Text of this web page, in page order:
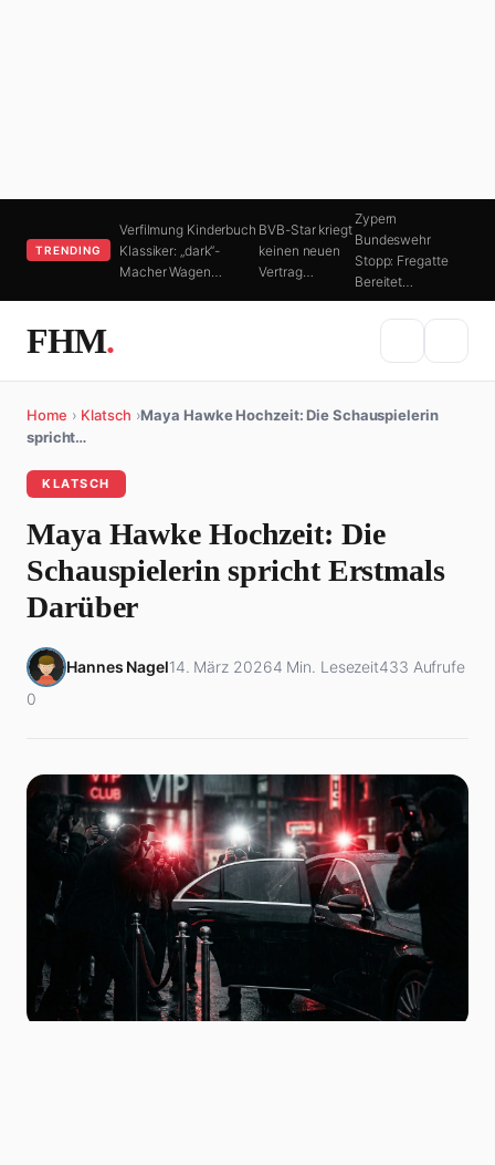
TRENDING
Verfilmung Kinderbuch
Klassiker: „dark“-
Macher Wagen…
BVB-Star kriegt
keinen neuen
Vertrag…
Zypern
Bundeswehr
Stopp: Fregatte
Bereitet…
FHM.
Home › Klatsch ›Maya Hawke Hochzeit: Die Schauspielerin
spricht…
KLATSCH
Maya Hawke Hochzeit: Die
Schauspielerin spricht Erstmals
Darüber
Hannes Nagel14. März 20264 Min. Lesezeit433 Aufrufe
0